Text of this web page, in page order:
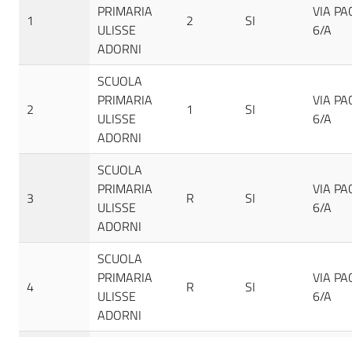
1
PRIMARIA
ULISSE
ADORNI
2 SI
VIA
6/A
2
SCUOLA
PRIMARIA
ULISSE
ADORNI
1 SI
VIA
6/A
3
SCUOLA
PRIMARIA
ULISSE
ADORNI
R SI
VIA
6/A
4
SCUOLA
PRIMARIA
ULISSE
ADORNI
R SI
VIA
6/A